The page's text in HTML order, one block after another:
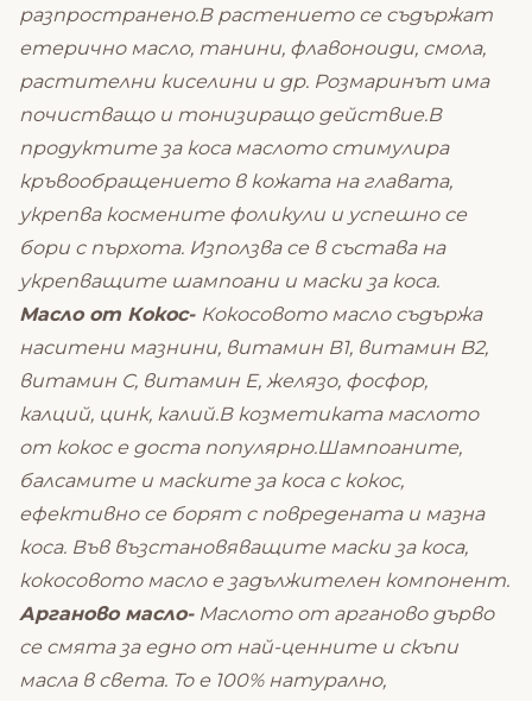
разпространено.В растението се съдържат
етерично масло, танини, флавоноиди, смола,
растителни киселини и др. Розмаринът има
почистващо и тонизиращо действие.В
продуктите за коса маслото стимулира
кръвообращението в кожата на главата,
укрепва космените фоликули и успешно се
бори с пърхота. Използва се в състава на
укрепващите шампоани и маски за коса.
Масло от Кокос- Кокосовото масло съдържа
наситени мазнини, витамин В1, витамин B2,
витамин C, витамин E, желязо, фосфор,
калций, цинк, калий.В козметиката маслото
от кокос е доста популярно.Шампоаните,
балсамите и маските за коса с кокос,
ефективно се борят с повредената и мазна
коса. Във възстановяващите маски за коса,
кокосовото масло е задължителен компонент.
Арганово масло-Маслото от арганово дърво
се смята за едно от най-ценните и скъпи
масла в света. То е 100% натурално,